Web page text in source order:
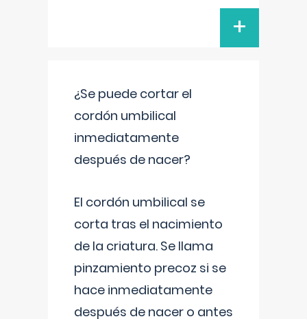
+
¿Se puede cortar el
cordón umbilical
inmediatamente
después de nacer?
El cordón umbilical se
corta tras el nacimiento
de la criatura. Se llama
pinzamiento precoz si se
hace inmediatamente
después de nacer o antes